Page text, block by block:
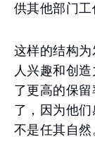
供其他部门工
这样的结构
人兴趣和创
了更高的保
了，因为他
不是任其自然